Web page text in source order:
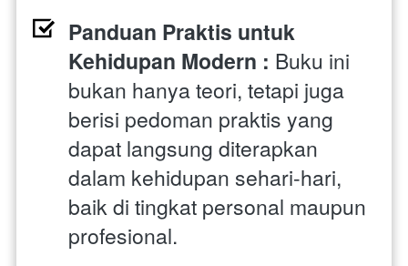
Panduan Praktis untuk
Kehidupan Modern : Buku ini
bukan hanya teori, tetapi juga
berisi pedoman praktis yang
dapat langsung diterapkan
dalam kehidupan sehari-hari,
baik di tingkat personal maupun
profesional.